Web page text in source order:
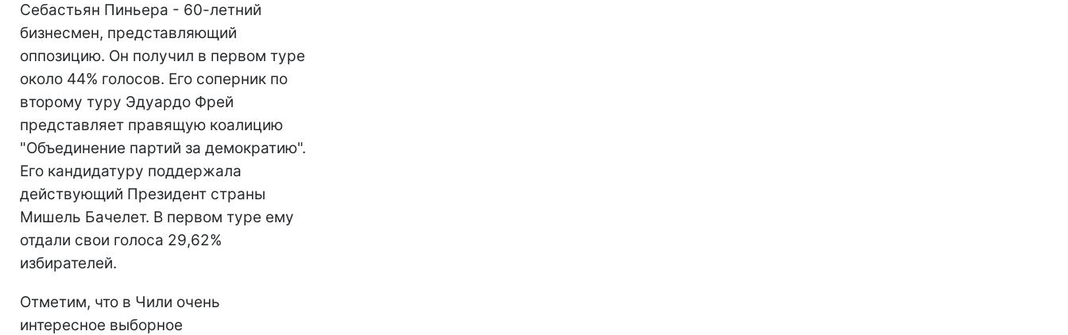
Себастьян Пиньера - 60-летний
бизнесмен, представляющий
оппозицию. Он получил в первом туре
около 44% голосов. Его соперник по
второму туру Эдуардо Фрей
представляет правящую коалицию
"Объединение партий за демократию".
Его кандидатуру поддержала
действующий Президент страны
Мишель Бачелет. В первом туре ему
отдали свои голоса 29,62%
избирателей.
Отметим, что в Чили очень
интересное выборное